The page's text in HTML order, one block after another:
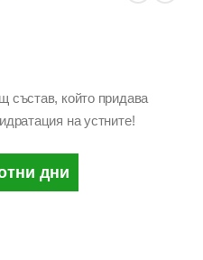
състав, който придава
на устните!
дни